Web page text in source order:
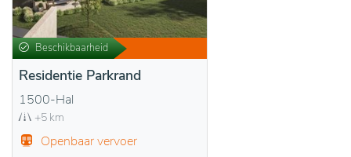
Beschikbaarheid
Residentie Parkrand
1500-Hal
+5 km
Openbaar vervoer